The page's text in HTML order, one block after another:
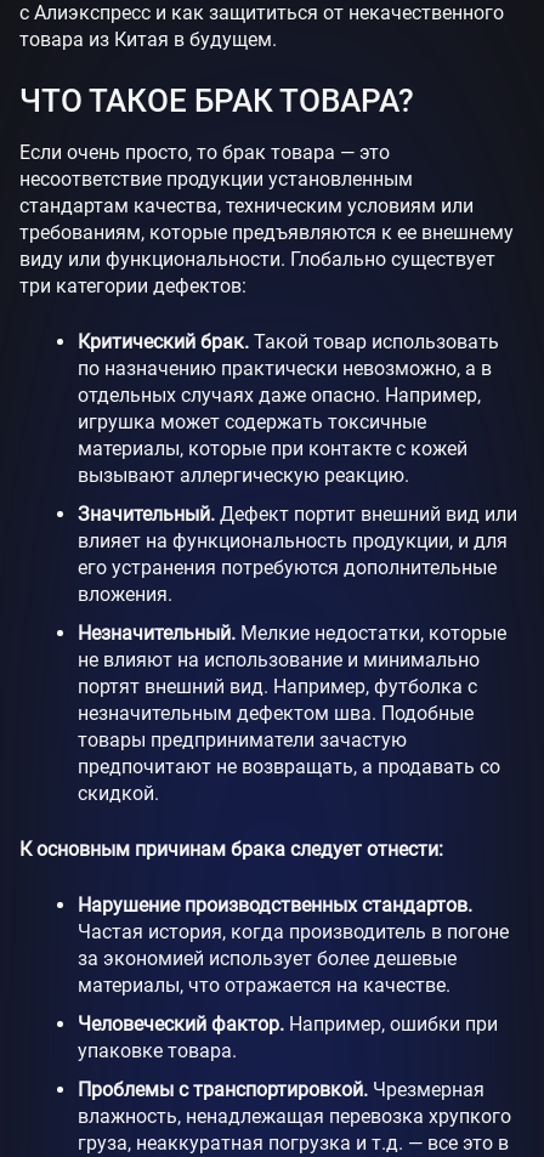
с Алиэкспресс и как защититься от некачественного
товара из Китая в будущем.
ЧТО ТАКОЕ БРАК ТОВАРА?
Если очень просто, то брак товара — это
несоответствие продукции установленным
стандартам качества, техническим условиям или
требованиям, которые предъявляются к ее внешнему
виду или функциональности. Глобально существует
три категории дефектов:
Критический брак. Такой товар использовать
по назначению практически невозможно, а в
отдельных случаях даже опасно. Например,
игрушка может содержать токсичные
материалы, которые при контакте с кожей
вызывают аллергическую реакцию.
Значительный. Дефект портит внешний вид или
влияет на функциональность продукции, и для
его устранения потребуются дополнительные
вложения.
Незначительный. Мелкие недостатки, которые
не влияют на использование и минимально
портят внешний вид. Например, футболка с
незначительным дефектом шва. Подобные
товары предприниматели зачастую
предпочитают не возвращать, а продавать со
скидкой.
К основным причинам брака следует отнести:
Нарушение производственных стандартов.
Частая история, когда производитель в погоне
за экономией использует более дешевые
материалы, что отражается на качестве.
Человеческий фактор. Например, ошибки при
упаковке товара.
Проблемы с транспортировкой. Чрезмерная
влажность, ненадлежащая перевозка хрупкого
груза, неаккуратная погрузка и т.д. — все это в